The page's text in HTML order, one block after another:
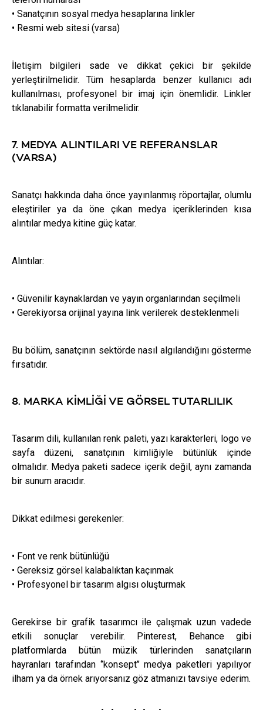
• Sanatçının sosyal medya hesaplarına linkler
• Resmi web sitesi (varsa)
İletişim bilgileri sade ve dikkat çekici bir şekilde
yerleştirilmelidir. Tüm hesaplarda benzer kullanıcı adı
kullanılması, profesyonel bir imaj için önemlidir. Linkler
tıklanabilir formatta verilmelidir.
7. MEDYA ALINTILARI VE REFERANSLAR
(VARSA)
Sanatçı hakkında daha önce yayınlanmış röportajlar, olumlu
eleştiriler ya da öne çıkan medya içeriklerinden kısa
alıntılar medya kitine güç katar.
Alıntılar:
• Güvenilir kaynaklardan ve yayın organlarından seçilmeli
• Gerekiyorsa orijinal yayına link verilerek desteklenmeli
Bu bölüm, sanatçının sektörde nasıl algılandığını gösterme
fırsatıdır.
8. MARKA KIMLIĞI VE GÖRSEL TUTARLILIK
Tasarım dili, kullanılan renk paleti, yazı karakterleri, logo ve
sayfa düzeni, sanatçının kimliğiyle bütünlük içinde
olmalıdır. Medya paketi sadece içerik değil, aynı zamanda
bir sunum aracıdır.
Dikkat edilmesi gerekenler:
• Font ve renk bütünlüğü
• Gereksiz görsel kalabalıktan kaçınmak
• Profesyonel bir tasarım algısı oluşturmak
Gerekirse bir grafik tasarımcı ile çalışmak uzun vadede
etkili sonuçlar verebilir. Pinterest, Behance gibi
platformlarda bütün müzik türlerinden sanatçıların
hayranları tarafından ‘’konsept’’ medya paketleri yapılıyor
ilham ya da örnek arıyorsanız göz atmanızı tavsiye ederim.